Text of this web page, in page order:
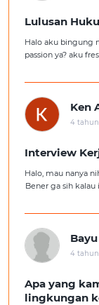
Lulusan
Halo aku bingung
passion ya? aku
Ken
4
Interview
Halo, mau nanya
Bener ga sih
4
Apa yang
lingkungan